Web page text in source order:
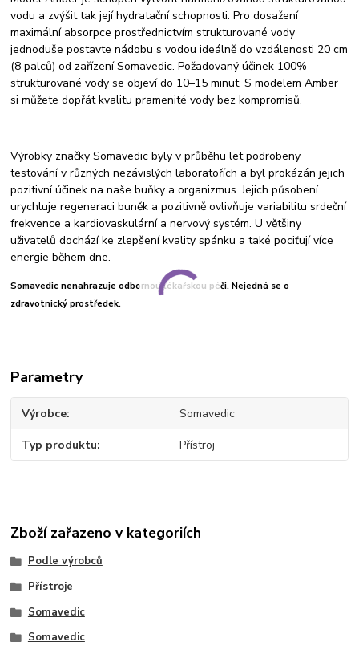
vodu a zvýšit tak její hydratační schopnosti. Pro dosažení
maximální absorpce prostřednictvím strukturované vody
jednoduše postavte nádobu s vodou ideálně do vzdálenosti 20 cm
(8 palců) od zařízení Somavedic. Požadovaný účinek 100%
strukturované vody se objeví do 10–15 minut. S modelem Amber
si můžete dopřát kvalitu pramenité vody bez kompromisů.
Výrobky značky Somavedic byly v průběhu let podrobeny
testování v různých nezávislých laboratořích a byl prokázán jejich
pozitivní účinek na naše buňky a organizmus. Jejich působení
urychluje regeneraci buněk a pozitivně ovlivňuje variabilitu srdeční
frekvence a kardiovaskulární a nervový systém. U většiny
uživatelů dochází ke zlepšení kvality spánku a také pociťují více
energie během dne.
Somavedic nenahrazuje odbornou lékařskou péči. Nejedná se o
zdravotnický prostředek.
Parametry
Výrobce Somavedic
Typ produktu Přístroj
Zboží zařazeno v kategoriích
Podle výrobců
Přístroje
Somavedic
Somavedic